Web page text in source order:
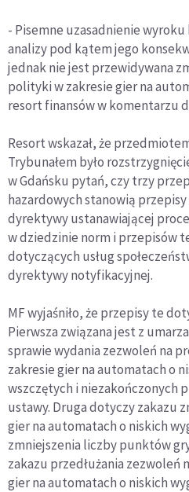
- Pisemne uzasadnienie
analizy pod kątem jego
jednak nie jest przewidywana
polityki w zakresie gier na
resort finansów w komentarzu
Resort wskazał, że
Trybunałem było
w Gdańsku pytań, czy trzy
hazardowych stanowią
dyrektywy ustanawiającej
w dziedzinie norm i przepisów
dotyczących usług
dyrektywy notyfikacyjnej.
MF wyjaśniło, że przepisy te
Pierwsza związana jest z
sprawie wydania zezwoleń na
zakresie gier na automatach o
wszczętych i niezakończonych
ustawy. Druga dotyczy zakazu
gier na automatach o niskich
zmniejszenia liczby punktów
zakazu przedłużania zezwoleń
gier na automatach o niskich